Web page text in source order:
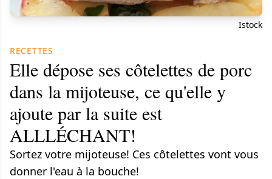
Istock
RECETTES
Elle dépose ses côtelettes de porc
dans la mijoteuse, ce qu'elle y
ajoute par la suite est
ALLLÉCHANT!
Sortez votre mijoteuse! Ces côtelettes vont vous
donner l'eau à la bouche!